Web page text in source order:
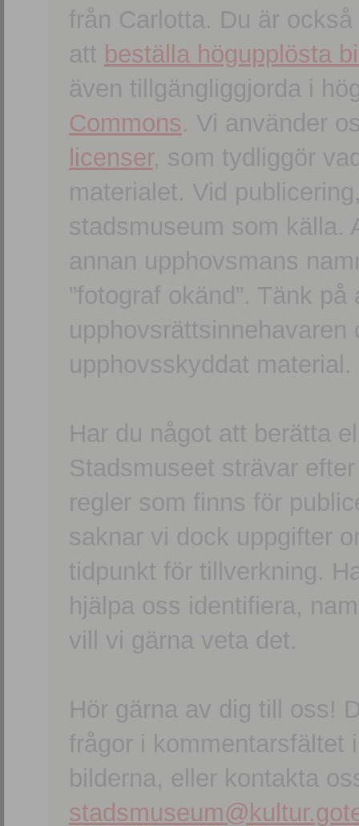
från Carlotta. Du är
att beställa högupplösta
även tillgängliggjorda i
Commons. Vi använder
licenser, som tydliggör
materialet. Vid
stadsmuseum som källa.
annan upphovsmans
”fotograf okänd”. Tänk
upphovsskyddat material.
Har du något att berätta
Stadsmuseet strävar
regler som finns för
saknar vi dock uppgifter
tidpunkt för tillverkning.
hjälpa oss identifiera,
vill vi gärna veta det.
Hör gärna av dig till oss!
frågor i kommentarsfältet
bilderna, eller kontakta